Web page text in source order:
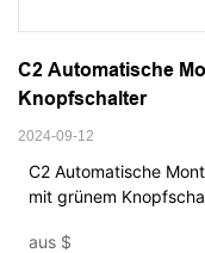
C2 Automatische
Knopfschalter
2024-09-12
C2 Automatische
mit grünem
aus $